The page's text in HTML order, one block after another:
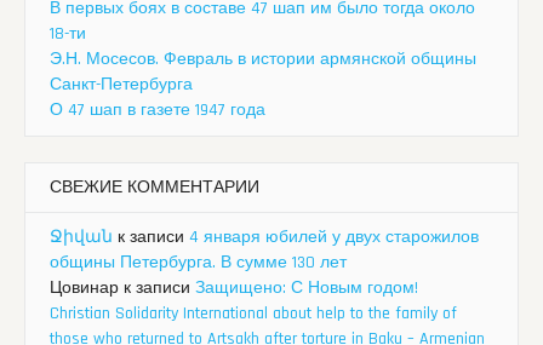
В первых боях в составе 47 шап им было тогда около
18-ти
Э.Н. Мосесов. Февраль в истории армянской общины
Санкт-Петербурга
О 47 шап в газете 1947 года
СВЕЖИЕ КОММЕНТАРИИ
Ջիվան к записи 4 января юбилей у двух старожилов
общины Петербурга. В сумме 130 лет
Цовинар к записи Защищено: С Новым годом!
Christian Solidarity International about help to the family of
those who returned to Artsakh after torture in Baku – Armenian